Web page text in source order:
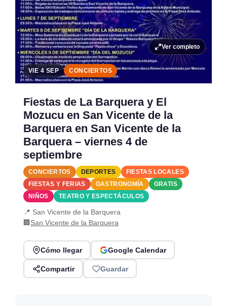
Ver completo
VIE 4 SEP CONCIERTOS
Fiestas de La Barquera y El
Mozucu en San Vicente de la
Barquera en San Vicente de la
Barquera – viernes 4 de
septiembre
CONCIERTOS DEPORTES
FIESTAS LOCALES
FIESTAS Y FERIAS
GASTRONOMÍA
GRATIS
NIÑOS
TEATRO Y ESPECTÁCULOS
📍 San Vicente de la Barquera
🏢 San Vicente de la Barquera
Cómo llegar Google Calendar
Compartir Guardar